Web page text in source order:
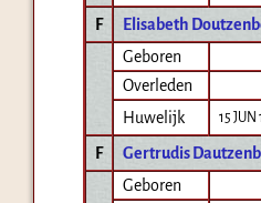
F
Elisabeth
Geboren
Overleden
Huwelijk
15 JUN
F
Gertrudis
Geboren